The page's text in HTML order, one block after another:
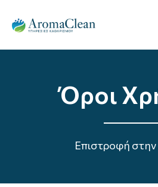
Όροι
Επιστροφή στην